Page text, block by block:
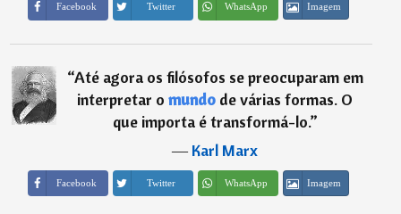
Facebook Twitter WhatsApp Imagem
“Até agora os filósofos se preocuparam em
interpretar omundo de várias formas. O
que importa é transformá-lo.”
―Karl Marx
Facebook Twitter WhatsApp Imagem